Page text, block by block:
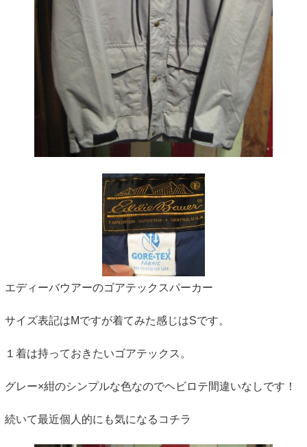
エディーバウアーのゴアテックスパーカー
サイズ表記はMですが着てみた感じはSです。
１着は持っておきたいゴアテックス。
グレー×紺のシンプルな色なのでヘビロテ間違いなしです！
続いて最近個人的にも気になるコチラ